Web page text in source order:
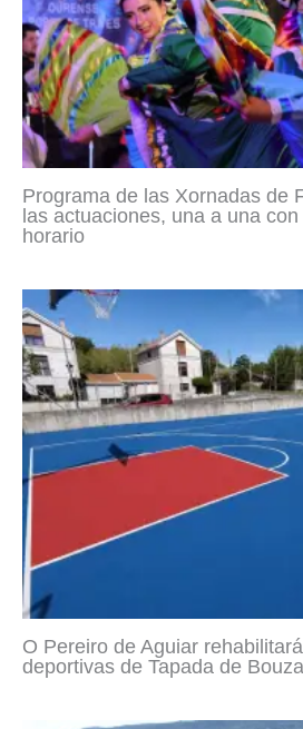
Programa de las Xornadas de
las actuaciones, una a una
horario
O Pereiro de Aguiar
deportivas de Tapada de